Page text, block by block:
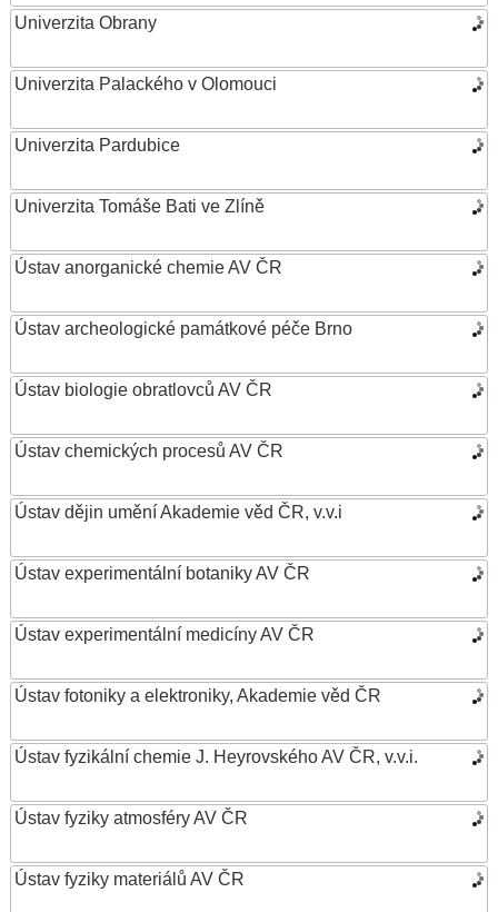
Univerzita Obrany
Univerzita Palackého v Olomouci
Univerzita Pardubice
Univerzita Tomáše Bati ve Zlíně
Ústav anorganické chemie AV ČR
Ústav archeologické památkové péče Brno
Ústav biologie obratlovců AV ČR
Ústav chemických procesů AV ČR
Ústav dějin umění Akademie věd ČR, v.v.i
Ústav experimentální botaniky AV ČR
Ústav experimentální medicíny AV ČR
Ústav fotoniky a elektroniky, Akademie věd ČR
Ústav fyzikální chemie J. Heyrovského AV ČR, v.v.i.
Ústav fyziky atmosféry AV ČR
Ústav fyziky materiálů AV ČR